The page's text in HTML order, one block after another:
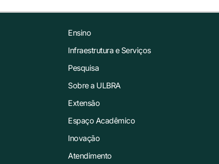
Ensino
Infraestrutura e Serviços
Pesquisa
Sobre a ULBRA
Extensão
Espaço Acadêmico
Inovação
Atendimento